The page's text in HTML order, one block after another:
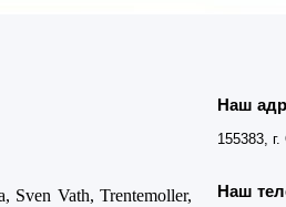
Sven Vath, Trentemoller,
Наш
155383,
Наш